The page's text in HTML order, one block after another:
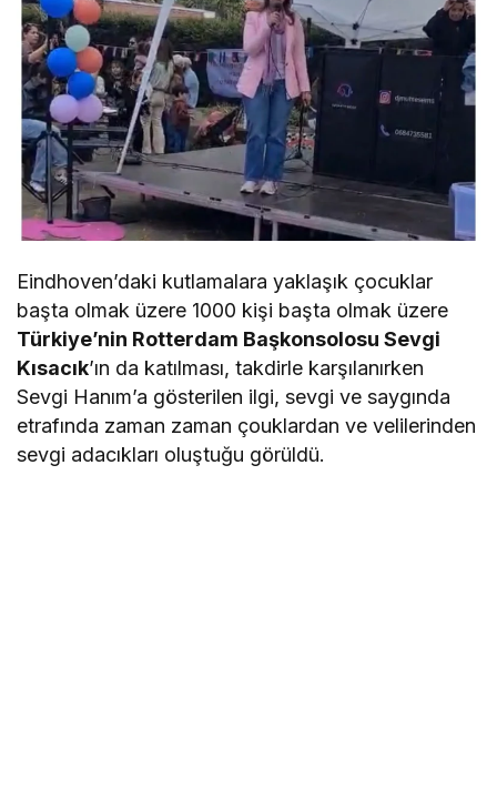
Eindhoven’daki kutlamalara yaklaşık çocuklar
başta olmak üzere 1000 kişi başta olmak üzere
Türkiye’nin Rotterdam Başkonsolosu Sevgi
Kısacık’ın da katılması, takdirle karşılanırken
Sevgi Hanım’a gösterilen ilgi, sevgi ve saygında
etrafında zaman zaman çouklardan ve velilerinden
sevgi adacıkları oluştuğu görüldü.